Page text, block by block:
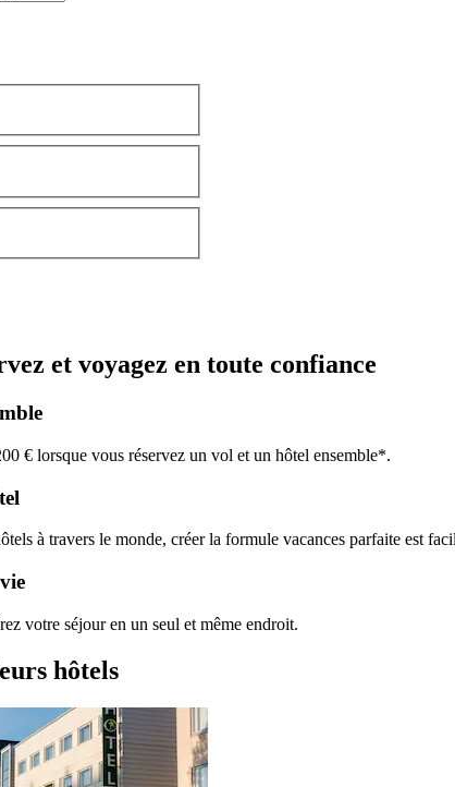
et voyagez en toute confiance
€ lorsque vous réservez un vol et un hôtel ensemble*.
à travers le monde, créer la formule vacances parfaite est
votre séjour en un seul et même endroit.
hôtels